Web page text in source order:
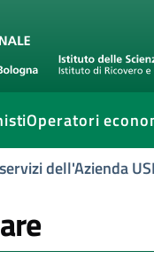
Operatori
dell'Azienda